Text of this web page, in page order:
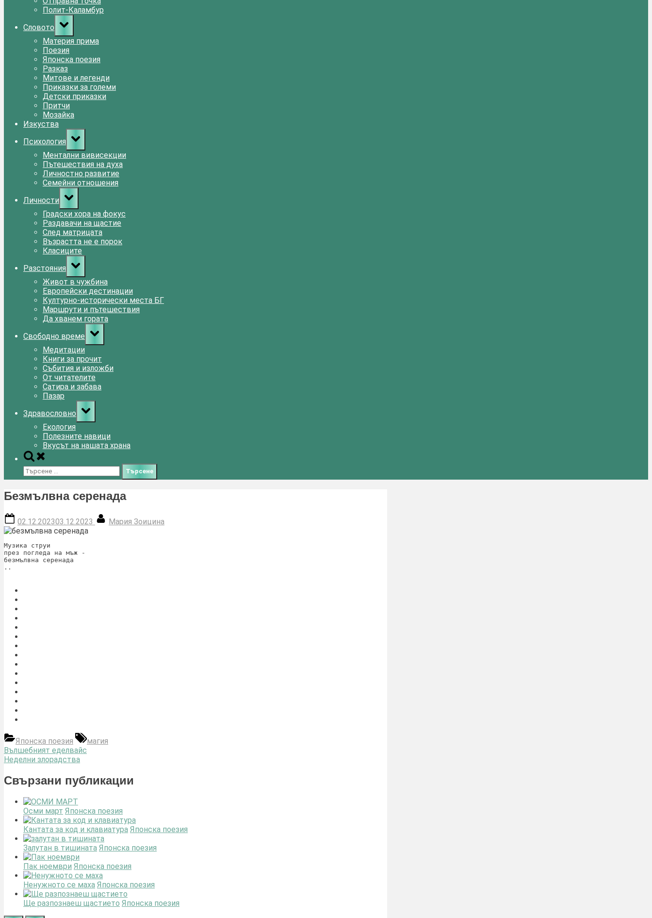
Полит-Каламбур
Словото
Toggle
sub-
menu
Материя прима
Поезия
Японска поезия
Разказ
Митове и легенди
Приказки за големи
Детски приказки
Притчи
Мозайка
Изкуства
Психология
Toggle
sub-
menu
Ментални вивисекции
Пътешествия на духа
Личностно развитие
Семейни отношения
Личности
Toggle
sub-
menu
Градски хора на фокус
Раздавачи на щастие
След матрицата
Възрастта не е порок
Класиците
Разстояния
Toggle
sub-
menu
Живот в чужбина
Европейски дестинации
Културно-исторически места БГ
Маршрути и пътешествия
Да хванем гората
Свободно време
Toggle
sub-
menu
Медитации
Книги за прочит
Събития и изложби
От читателите
Сатира и забава
Пазар
Здравословно
Toggle
sub-
menu
Екология
Полезните навици
Вкусът на нашата храна
Toggle
search
form
Търсене
за:
Безмълвна серенада
Posted
on
02.12.202303.12.2023
By
Мария Зоицина
Музика струи
през погледа на мъж -
безмълвна серенада
..
Японска поезия
Tags:
магия
Навигация
Previous
Post:
Вълшебният еделвайс
Next
Неделни злорадства
Свързани публикации
Осми март Японска поезия
Кантата за код и клавиатура Японска поезия
Залутан в тишината Японска поезия
Пак ноември Японска поезия
Ненужното се маха Японска поезия
Ще разпознаеш щастието Японска поезия